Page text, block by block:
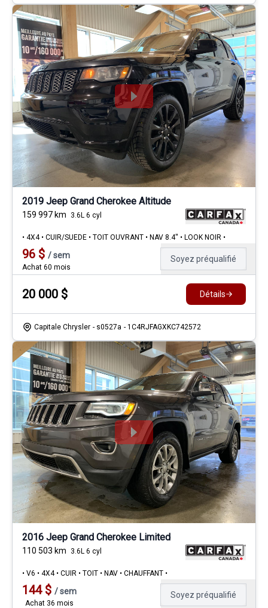
2019 Jeep Grand Cherokee Altitude
159 997 km 3.6L 6 cyl
• 4X4 • CUIR/SUEDE • TOIT OUVRANT • NAV 8.4'' • LOOK NOIR •
96 $ /sem
Achat 60 mois
Soyez préqualifié
20 000 $ Détails
Capitale Chrysler - s0527a - 1C4RJFAGXKC742572
2016 Jeep Grand Cherokee Limited
110 503 km 3.6L 6 cyl
• V6 • 4X4 • CUIR • TOIT • NAV • CHAUFFANT •
144$ /sem
Achat 36 mois
Soyez préqualifié